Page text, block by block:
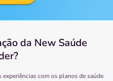
da New Saúde
com os planos de saúde